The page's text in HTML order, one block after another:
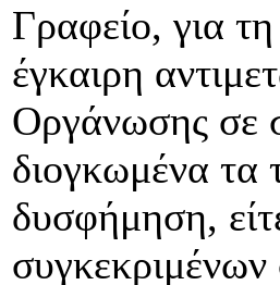
Γραφείο, για
έγκαιρη
Οργάνωσης σε
διογκωμένα τα
δυσφήμηση,